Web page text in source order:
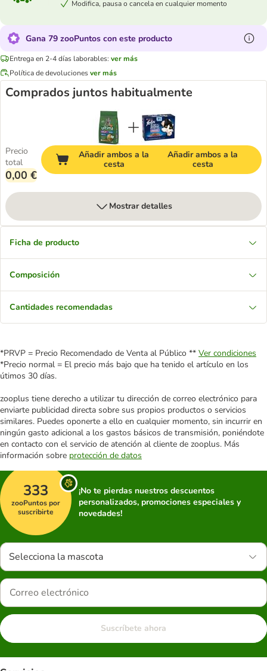
Modifica, pausa o cancela en cualquier momento
Gana 79 zooPuntos con este producto
Entrega en 2-4 días laborables: ver más
Política de devolucionesver más
Comprados juntos habitualmente
Precio
total
0,00 €
Añadir ambos a la
cesta
Añadir ambos a la
cesta
Mostrar detalles
Ficha de producto
Composición
Cantidades recomendadas
*PRVP = Precio Recomendado de Venta al Público ** Ver condiciones
*Precio normal = El precio más bajo que ha tenido el artículo en los
útimos 30 días.
zooplus tiene derecho a utilizar tu dirección de correo electrónico para
enviarte publicidad directa sobre sus propios productos o servicios
similares. Puedes oponerte a ello en cualquier momento, sin incurrir en
ningún gasto adicional a los gastos básicos de transmisión, poniéndote
en contacto con el servicio de atención al cliente de zooplus. Más
información sobre protección de datos
333
zooPuntos por
suscribirte
¡No te pierdas nuestros descuentos
personalizados, promociones especiales y
novedades!
Selecciona la mascota
Suscríbete ahora